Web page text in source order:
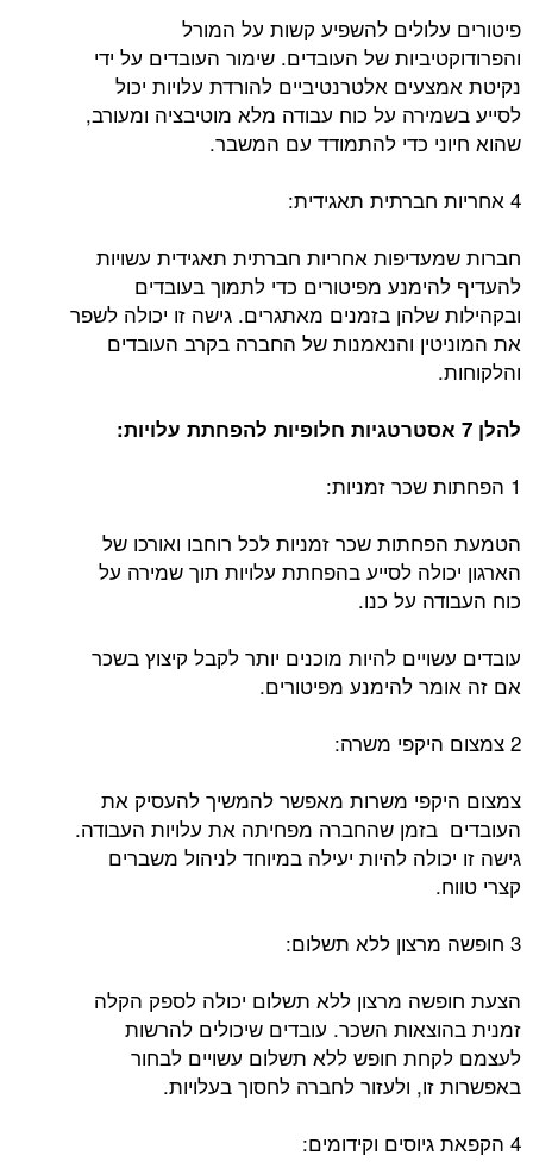
פיטורים עלולים להשפיע קשות על המורל
והפרודוקטיביות של העובדים. שימור העובדים על ידי
נקיטת אמצעים אלטרנטיביים להורדת עלויות יכול
לסייע בשמירה על כוח עבודה מלא מוטיבציה ומעורב,
שהוא חיוני כדי להתמודד עם המשבר.
4 אחריות חברתית תאגידית:
חברות שמעדיפות אחריות חברתית תאגידית עשויות
להעדיף להימנע מפיטורים כדי לתמוך בעובדים
ובקהילות שלהן בזמנים מאתגרים. גישה זו יכולה לשפר
את המוניטין והנאמנות של החברה בקרב העובדים
והלקוחות.
להלן 7 אסטרטגיות חלופיות להפחתת עלויות:
1 הפחתות שכר זמניות:
הטמעת הפחתות שכר זמניות לכל רוחבו ואורכו של
הארגון יכולה לסייע בהפחתת עלויות תוך שמירה על
כוח העבודה על כנו.
עובדים עשויים להיות מוכנים יותר לקבל קיצוץ בשכר
אם זה אומר להימנע מפיטורים.
2 צמצום היקפי משרה:
צמצום היקפי משרות מאפשר להמשיך להעסיק את
העובדים בזמן שהחברה מפחיתה את עלויות העבודה.
גישה זו יכולה להיות יעילה במיוחד לניהול משברים
קצרי טווח.
3 חופשה מרצון ללא תשלום:
הצעת חופשה מרצון ללא תשלום יכולה לספק הקלה
זמנית בהוצאות השכר. עובדים שיכולים להרשות
לעצמם לקחת חופש ללא תשלום עשויים לבחור
באפשרות זו, ולעזור לחברה לחסוך בעלויות.
4 הקפאת גיוסים וקידומים: